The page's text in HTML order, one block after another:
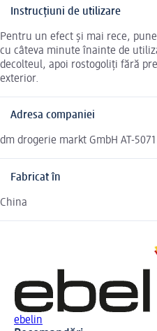
Instrucțiuni de utilizare
Pentru un efect și mai rece,
cu câteva minute înainte de
decolteul, apoi rostogoliți fără
exterior.
Adresa companiei
dm drogerie markt GmbH AT-
Fabricat în
China
ebelin